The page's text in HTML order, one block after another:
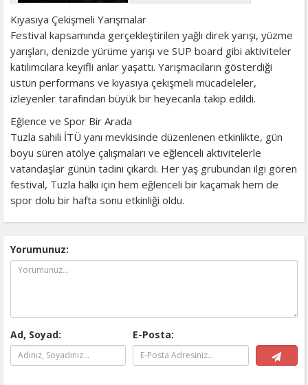
Kıyasıya Çekişmeli Yarışmalar
Festival kapsamında gerçekleştirilen yağlı direk yarışı, yüzme
yarışları, denizde yürüme yarışı ve SUP board gibi aktiviteler
katılımcılara keyifli anlar yaşattı. Yarışmacıların gösterdiği
üstün performans ve kıyasıya çekişmeli mücadeleler,
izleyenler tarafından büyük bir heyecanla takip edildi.
Eğlence ve Spor Bir Arada
Tuzla sahili İTÜ yanı mevkisinde düzenlenen etkinlikte, gün
boyu süren atölye çalışmaları ve eğlenceli aktivitelerle
vatandaşlar günün tadını çıkardı. Her yaş grubundan ilgi gören
festival, Tuzla halkı için hem eğlenceli bir kaçamak hem de
spor dolu bir hafta sonu etkinliği oldu.
Yorumunuz:
Ad, Soyad: E-Posta: